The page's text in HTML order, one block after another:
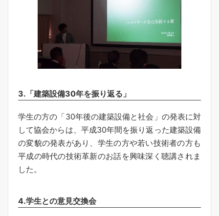
3.「建築設備30年を振り返る」
学生の方の「30年後の建築設備と社会」の発表に対
して協会からは、平成30年間を振り返った建築設備
の変貌の発表があり、学生の方や若い技術者の方も
平成の時代の技術革新のお話を興味深く聴講されま
した。
4.学生との意見交換会